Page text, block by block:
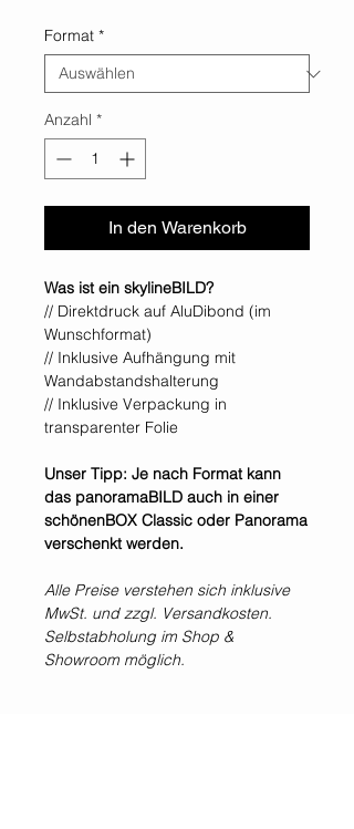
Format *
Anzahl *
In den Warenkorb
Was ist ein skylineBILD?
// Direktdruck auf AluDibond (im
Wunschformat)
// Inklusive Aufhängung mit
Wandabstandshalterung
// Inklusive Verpackung in
transparenter Folie
Unser Tipp: Je nach Format kann
das panoramaBILD auch in einer
schönenBOX Classic oder Panorama
verschenkt werden.
Alle Preise verstehen sich inklusive
MwSt. und zzgl. Versandkosten.
Selbstabholung im Shop &
Showroom möglich.